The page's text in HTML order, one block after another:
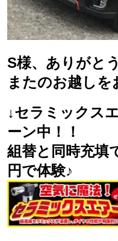
S様、ありがと
またのお越しを
↓セラミックス
ーン中！！
組替と同時充填
円で体験♪